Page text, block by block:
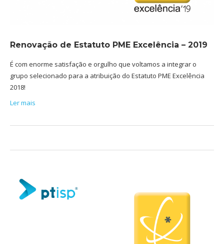
Renovação de Estatuto PME Excelência – 2019
É com enorme satisfação e orgulho que voltamos a integrar o
grupo selecionado para a atribuição do Estatuto PME Excelência
2018!
Ler mais